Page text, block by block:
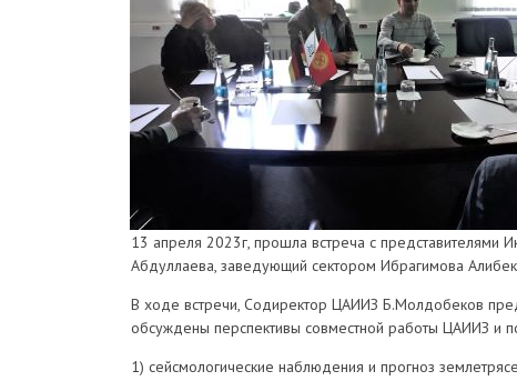
13 апреля 2023г, прошла встреча с представителями
Абдуллаева, заведующий сектором Ибрагимова
В ходе встречи, Содиректор ЦАИИЗ Б.Молдобеков
обсуждены перспективы совместной работы ЦАИИЗ и
1) сейсмологические наблюдения и прогноз